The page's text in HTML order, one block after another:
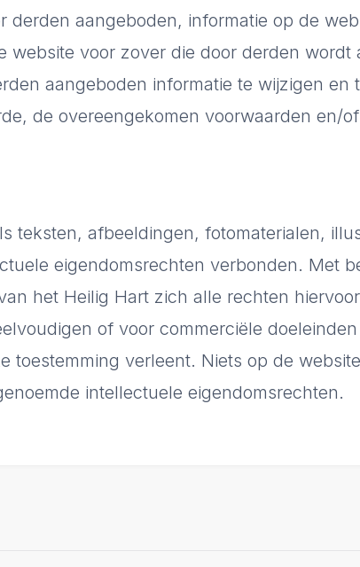
aangeboden, informatie op de
voor zover die door derden wordt
aangeboden informatie te wijzigen en
de overeengekomen voorwaarden en/
teksten, afbeeldingen, fotomaterialen,
eigendomsrechten verbonden. Met
het Heilig Hart zich alle rechten
of voor commerciële
toestemming verleent. Niets op de
intellectuele eigendomsrechten.